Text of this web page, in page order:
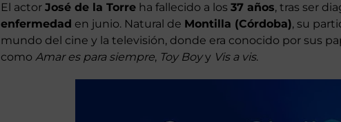
El actor José de la Torre ha fallecido a los 37 años, tras ser
enfermedad en junio. Natural de Montilla (Córdoba), su
mundo del cine y la televisión, donde era conocido por sus
como Amar es para siempre, Toy Boyy Vis a vis.